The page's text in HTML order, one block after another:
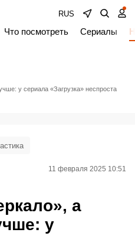
RUS
Что посмотреть Сериалы
у сериала «Загрузка» неспроста
а
у
11 февраля 2025 10:51